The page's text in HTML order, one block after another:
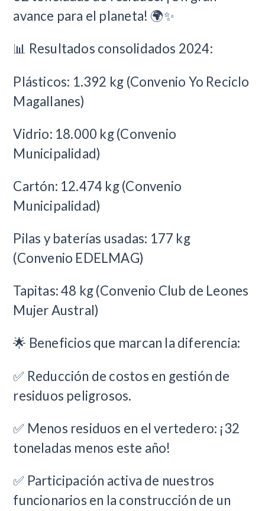
avance para el planeta! 🌍✨
📊 Resultados consolidados 2024:
Plásticos: 1.392 kg (Convenio Yo Reciclo
Magallanes)
Vidrio: 18.000 kg (Convenio
Municipalidad)
Cartón: 12.474 kg (Convenio
Municipalidad)
Pilas y baterías usadas: 177 kg
(Convenio EDELMAG)
Tapitas: 48 kg (Convenio Club de Leones
Mujer Austral)
🌟 Beneficios que marcan la diferencia:
✅ Reducción de costos en gestión de
residuos peligrosos.
✅ Menos residuos en el vertedero: ¡32
toneladas menos este año!
✅ Participación activa de nuestros
funcionarios en la construcción de un